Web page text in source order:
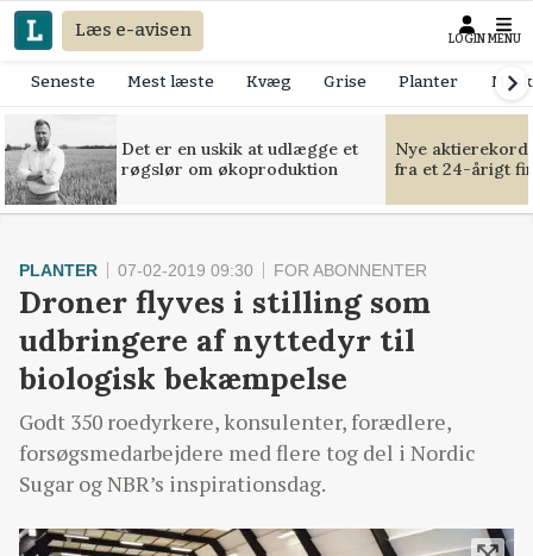
Læs e-avisen LOGIN MENU
Seneste Mest læste Kvæg Grise Planter
Det er en uskik at udlægge et
røgslør om økoproduktion
Nye
fra et 24-årigt
PLANTER 07-02-2019 09:30 FOR ABONNENTER
Droner flyves i stilling som
udbringere af nyttedyr til
biologisk bekæmpelse
Godt 350 roedyrkere, konsulenter, forædlere,
forsøgsmedarbejdere med flere tog del i Nordic
Sugar og NBR’s inspirationsdag.